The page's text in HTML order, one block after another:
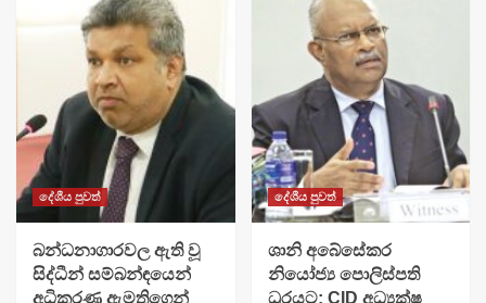
දේශීය පුවත්
බන්ධනාගාරවල ඇති වූ
සිද්ධීන් සම්බන්ඳයෙන්
අධිකරණ ඇමතිගෙන්
දේශීය පුවත්
ශානි අබේසේකර
නියෝජ්‍ය පොලිස්පති
ධුරයට; CID අධ්‍යක්ෂ